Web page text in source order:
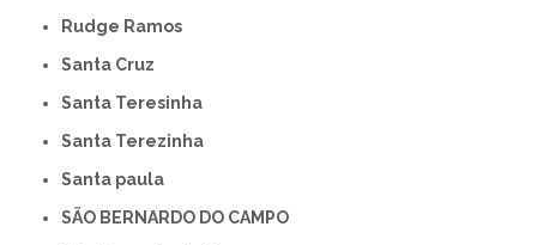
Rudge Ramos
Santa Cruz
Santa Teresinha
Santa Terezinha
Santa paula
SÃO BERNARDO DO CAMPO